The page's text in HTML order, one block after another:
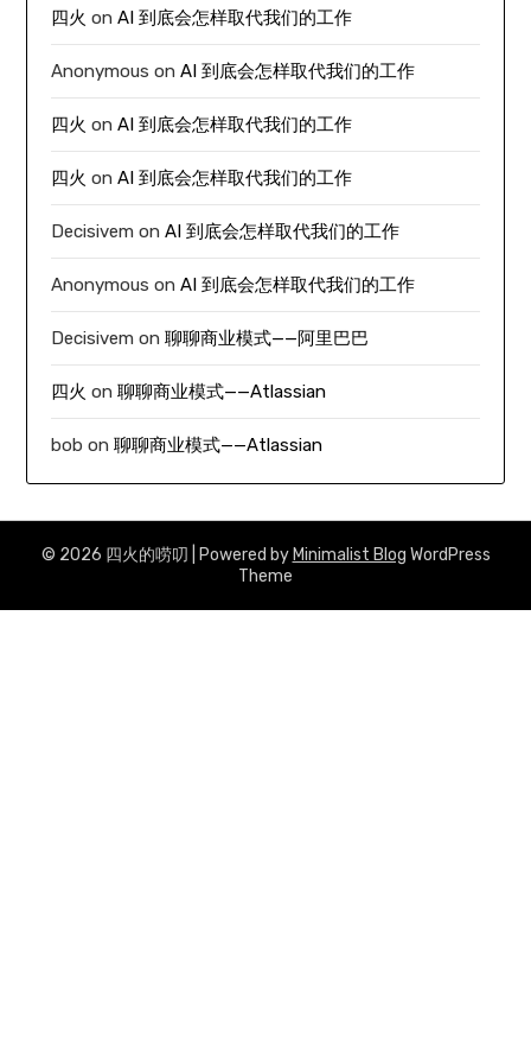
四火 onAI 到底会怎样取代我们的工作
Anonymous onAI 到底会怎样取代我们的工作
四火 onAI 到底会怎样取代我们的工作
四火 onAI 到底会怎样取代我们的工作
Decisivem onAI 到底会怎样取代我们的工作
Anonymous onAI 到底会怎样取代我们的工作
Decisivem on聊聊商业模式——阿里巴巴
四火 on聊聊商业模式——Atlassian
bob on聊聊商业模式——Atlassian
© 2026 四火的唠叨 | Powered by Minimalist Blog WordPress
Theme